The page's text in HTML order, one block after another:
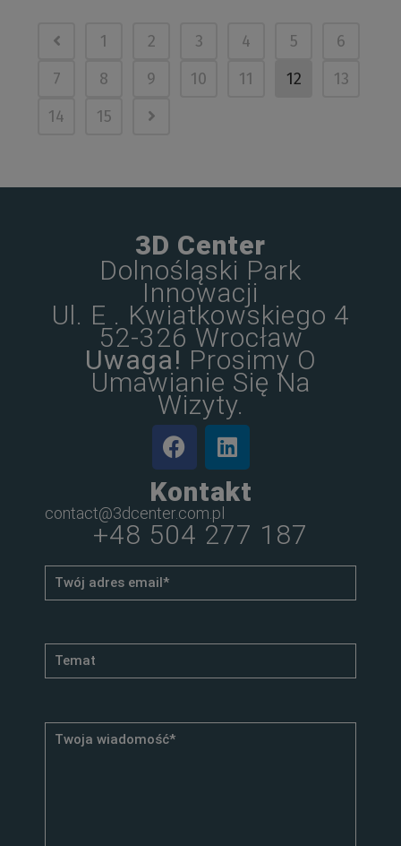
1 2 3 4 5
6
7
8 9 10 11 12
13
14
15
3D Center
Dolnośląski Park
Innowacji
Ul. E . Kwiatkowskiego 4
52-326 Wrocław
Uwaga! Prosimy O
Umawianie Się Na
Wizyty.
Kontakt
contact@3dcenter.com.pl
+48 504 277 187